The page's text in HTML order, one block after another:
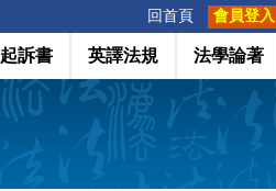
回首頁 會員登入
起訴書 英譯法規 法學論著